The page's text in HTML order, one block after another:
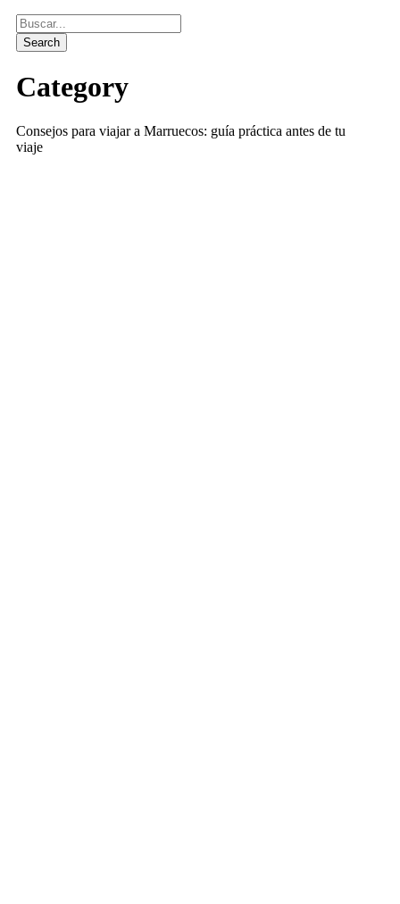
Category
Consejos para viajar a Marruecos: guía práctica antes de tu
viaje